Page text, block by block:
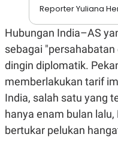
I
A
N
L
S
A
R
I
Reporter Yuliana
Hubungan India–AS
sebagai
dingin diplomatik.
memberlakukan tarif
India, salah satu yang
hanya enam bulan
bertukar pelukan